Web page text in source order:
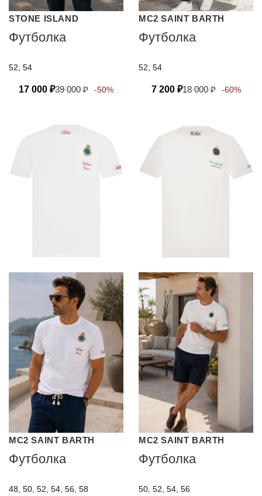
STONE ISLAND
Футболка
52, 54
17 000 ₽39 000₽ -50%
MC2 SAINT BARTH
Футболка
52, 54
7 200 ₽18 000₽ -60%
MC2 SAINT BARTH
Футболка
48, 50, 52, 54, 56, 58
MC2 SAINT BARTH
Футболка
50, 52, 54, 56